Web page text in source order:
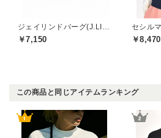
￥7,150 ￥8,470
この商品と同じアイテムランキング